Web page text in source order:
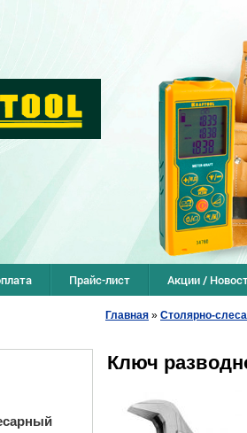
Прайс-лист Акции /
Главная » Столярно-
Ключ